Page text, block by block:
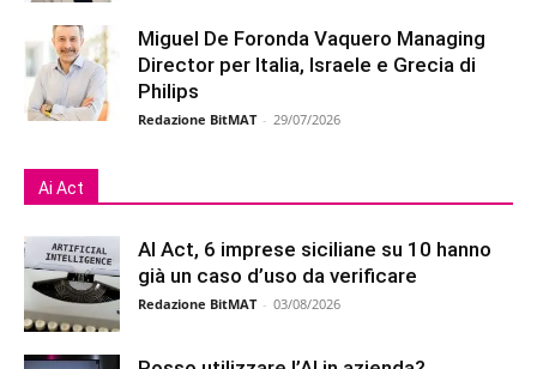
Miguel De Foronda Vaquero Managing
Director per Italia, Israele e Grecia di
Philips
Redazione BitMAT - 29/07/2026
Ai Act
AI Act, 6 imprese siciliane su 10 hanno
già un caso d’uso da verificare
Redazione BitMAT - 03/08/2026